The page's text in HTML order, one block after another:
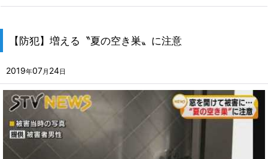
【防犯】増える〝夏の空き巣〟に注意
2019年07月 24日